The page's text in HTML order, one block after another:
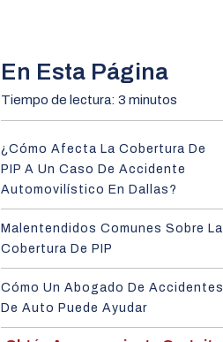
En Esta Página
Tiempo de lectura: 3 minutos
¿Cómo Afecta La Cobertura De
PIP A Un Caso De Accidente
Automovilístico En Dallas?
Malentendidos Comunes Sobre La
Cobertura De PIP
Cómo Un Abogado De Accidentes
De Auto Puede Ayudar